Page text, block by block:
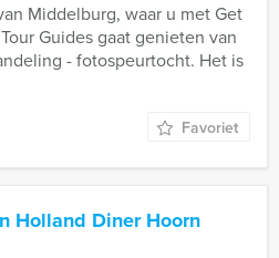
Middelburg, waar u met Get
Guides gaat genieten van
- fotospeurtocht. Het is
Favoriet
Holland Diner Hoorn